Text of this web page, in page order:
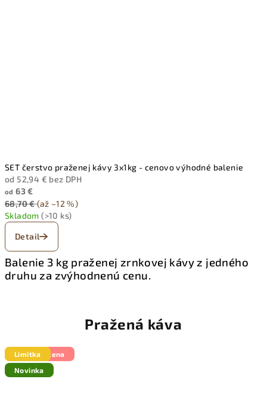
SET čerstvo praženej kávy 3x1kg - cenovo výhodné balenie
od 52,94 € bez DPH
od 63 €
68,70 € (až –12 %)
Skladom(>10 ks)
Detail
Balenie 3 kg praženej zrnkovej kávy z jedného
druhu za zvýhodnenú cenu.
Pražená káva
Výhodná cena
Limitka
Novinka
Limitka